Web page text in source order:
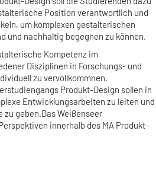
Position verantwortlich und
um komplexen gestalterischen
und nachhaltig begegnen zu können.
Kompetenz im
Disziplinen in Forschungs- und
zu vervollkommnen.
Produkt-Design sollen in
Entwicklungsarbeiten zu leiten und
zu geben.Das Weißenseer
innerhalb des MA Produkt-